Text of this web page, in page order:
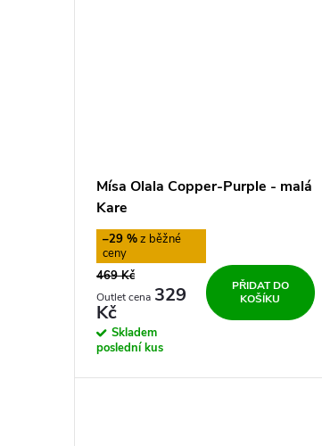
Mísa Olala Copper-Purple - malá
Kare
–29 %
469 Kč
329
Kč
Skladem
poslední kus
PŘIDAT DO
KOŠÍKU